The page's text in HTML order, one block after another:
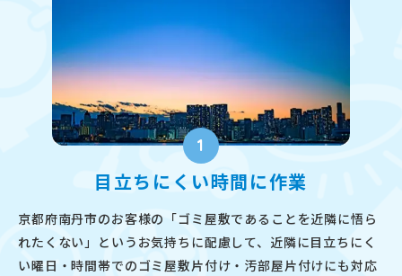
1
目立ちにくい時間に作業
京都府南丹市のお客様の「ゴミ屋敷であることを近隣に悟ら
れたくない」というお気持ちに配慮して、近隣に目立ちにく
い曜日・時間帯でのゴミ屋敷片付け・汚部屋片付けにも対応